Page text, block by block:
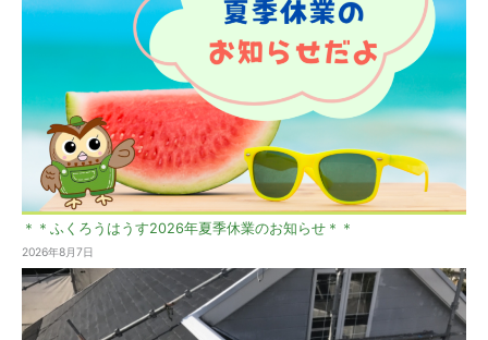
＊＊ふくろうはうす2026年夏季休業のお知らせ＊＊
2026年8月7日